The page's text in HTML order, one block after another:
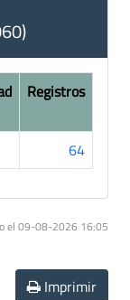
Registros
64
el 09-08-2026 16:05
Imprimir